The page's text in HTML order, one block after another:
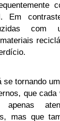
Em
com
se tornando
que
apenas
mas que